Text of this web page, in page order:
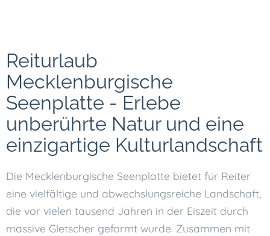
Reiturlaub
Mecklenburgische
Seenplatte - Erlebe
unberührte Natur und eine
einzigartige Kulturlandschaft
Die Mecklenburgische Seenplatte bietet für Reiter
eine vielfältige und abwechslungsreiche Landschaft,
die vor vielen tausend Jahren in der Eiszeit durch
massive Gletscher geformt wurde. Zusammen mit